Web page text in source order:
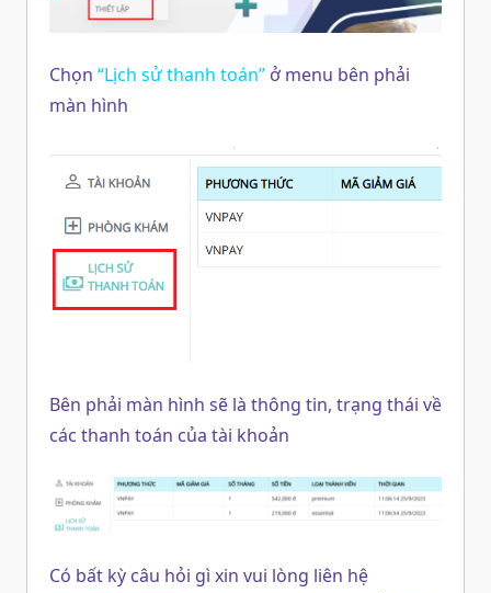
Chọn “Lịch sử thanh toán” ở menu bên phải
màn hình
Bên phải màn hình sẽ là thông tin, trạng thái về
các thanh toán của tài khoản
Có bất kỳ câu hỏi gì xin vui lòng liên hệ